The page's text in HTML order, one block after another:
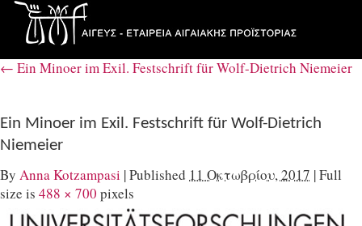
← Ein Minoer im Exil. Festschrift für Wolf-Dietrich Niemeier
Ein Minoer im Exil. Festschrift für Wolf-Dietrich
Niemeier
By Anna Kotzampasi |Published 11 Οκτωβρίου, 2017 |Full
size is 488 × 700 pixels